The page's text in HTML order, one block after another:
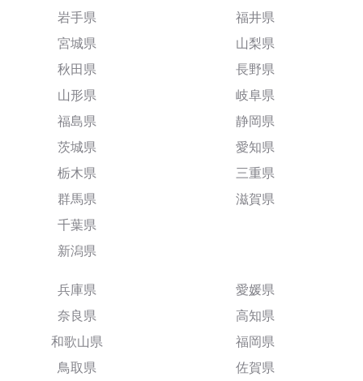
岩手県
宮城県
秋田県
山形県
福島県
茨城県
栃木県
群馬県
千葉県
新潟県
福井県
山梨県
長野県
岐阜県
静岡県
愛知県
三重県
滋賀県
兵庫県
奈良県
和歌山県
鳥取県
愛媛県
高知県
福岡県
佐賀県